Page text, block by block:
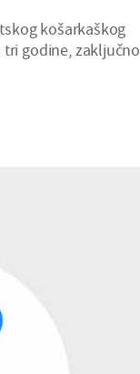
košarkaškog
godine, zaključno